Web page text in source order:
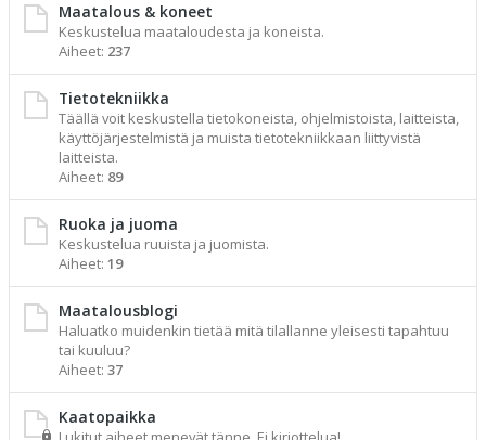
Maatalous & koneet
Keskustelua maataloudesta ja koneista.
Aiheet: 237
Tietotekniikka
Täällä voit keskustella tietokoneista, ohjelmistoista, laitteista,
käyttöjärjestelmistä ja muista tietotekniikkaan liittyvistä
laitteista.
Aiheet: 89
Ruoka ja juoma
Keskustelua ruuista ja juomista.
Aiheet: 19
Maatalousblogi
Haluatko muidenkin tietää mitä tilallanne yleisesti tapahtuu
tai kuuluu?
Aiheet: 37
Kaatopaikka